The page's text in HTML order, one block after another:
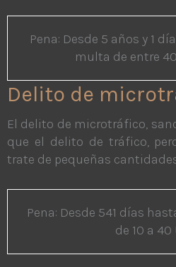
Pena: Desde 5 años y 1
multa de entre
Delito de
El delito de microtráfico,
que el delito de tráfico,
trate de pequeñas
Pena: Desde 541 días
de 10 a 40